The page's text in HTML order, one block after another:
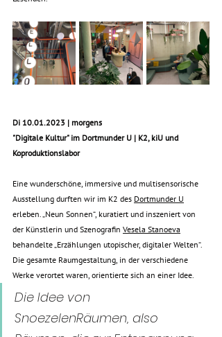
Di 10.01.2023 | morgens
"Digitale Kultur" im Dortmunder U | K2, kiU und
Koproduktionslabor
Eine wunderschöne, immersive und multisensorische
Ausstellung durften wir im K2 des Dortmunder U
erleben. „Neun Sonnen“, kuratiert und inszeniert von
der Künstlerin und Szenografin Vesela Stanoeva
behandelte „Erzählungen utopischer, digitaler Welten“.
Die gesamte Raumgestaltung, in der verschiedene
Werke verortet waren, orientierte sich an einer Idee.
Die Idee von
SnoezelenRäumen, also